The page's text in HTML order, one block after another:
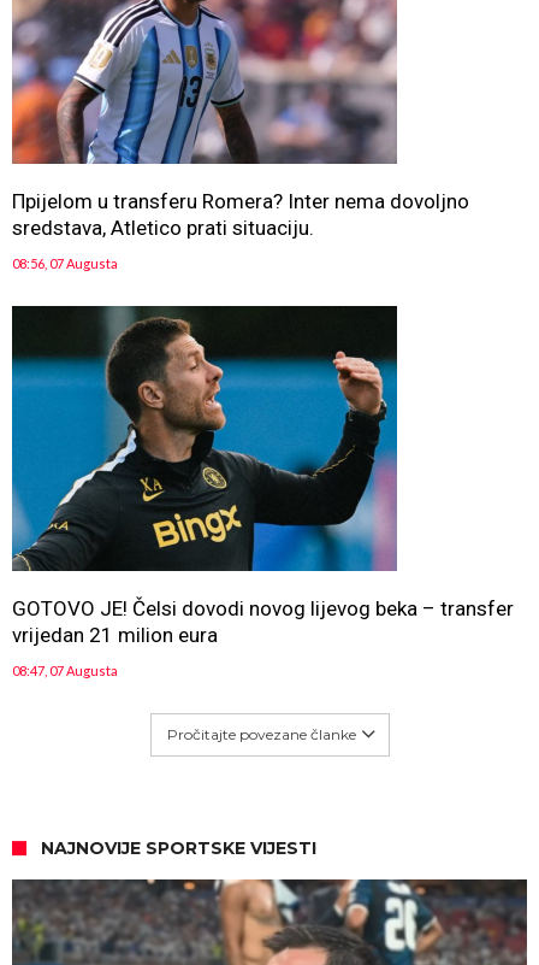
Прijelom u transferu Romera? Inter nema dovoljno
sredstava, Atletico prati situaciju.
08:56, 07 Augusta
GOTOVO JE! Čelsi dovodi novog lijevog beka – transfer
vrijedan 21 milion eura
08:47, 07 Augusta
Pročitajte povezane članke
NAJNOVIJE SPORTSKE VIJESTI